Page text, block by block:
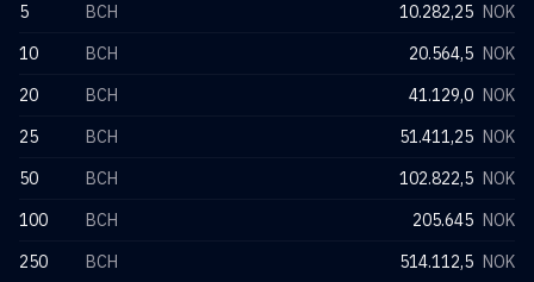
5
BCH 10.282,25 NOK
10
BCH 20.564,5 NOK
20
BCH 41.129,0 NOK
25
BCH 51.411,25 NOK
50
BCH 102.822,5 NOK
100
BCH 205.645 NOK
250
BCH 514.112,5 NOK